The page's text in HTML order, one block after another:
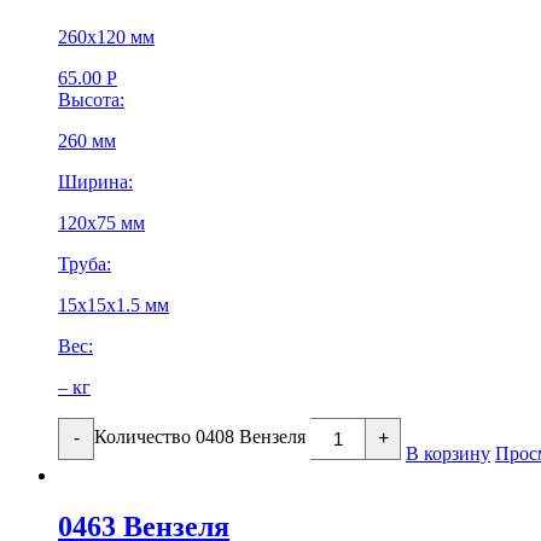
260х120 мм
65.00 Р
Высота:
260 мм
Ширина:
120х75 мм
Труба:
15х15х1.5 мм
Вес:
– кг
- Количество 0408 Вензеля +
В корзину
0463 Вензеля